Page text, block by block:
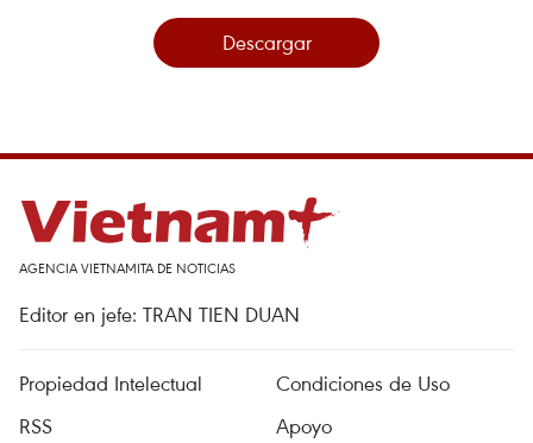
Descargar
AGENCIA VIETNAMITA DE NOTICIAS
Editor en jefe: TRAN TIEN DUAN
Propiedad Intelectual
Condiciones de Uso
RSS
Apoyo